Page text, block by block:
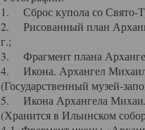
1. Сброс купола со Свято-
2. Рисованный план
г.;
3. Фрагмент плана
4. Икона. Архангел Михаил
(Государственный музей-
5. Икона Архангела
(Хранится в Ильинском